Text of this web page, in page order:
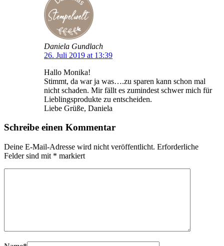
Daniela Gundlach
26. Juli 2019 at 13:39
Hallo Monika!
Stimmt, da war ja was….zu sparen kann schon mal
nicht schaden. Mir fällt es zumindest schwer mich für
Lieblingsprodukte zu entscheiden.
Liebe Grüße, Daniela
Schreibe einen Kommentar
Deine E-Mail-Adresse wird nicht veröffentlicht. Erforderliche
Felder sind mit * markiert